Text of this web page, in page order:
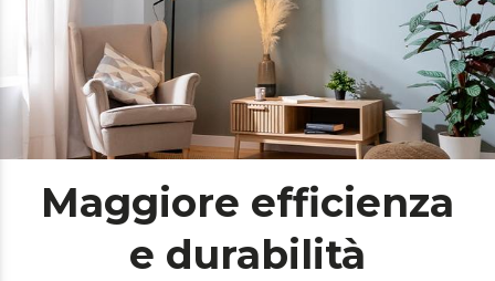
Maggiore efficienza
e durabilità